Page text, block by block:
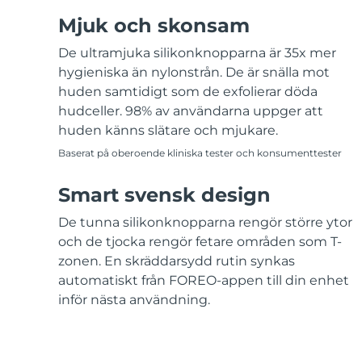
Mjuk och skonsam
De ultramjuka silikonknopparna är 35x mer
hygieniska än nylonstrån. De är snälla mot
huden samtidigt som de exfolierar döda
hudceller. 98% av användarna uppger att
huden känns slätare och mjukare.
Baserat på oberoende kliniska tester och konsumenttester
Smart svensk design
De tunna silikonknopparna rengör större ytor
och de tjocka rengör fetare områden som T-
zonen. En skräddarsydd rutin synkas
automatiskt från FOREO-appen till din enhet
inför nästa användning.